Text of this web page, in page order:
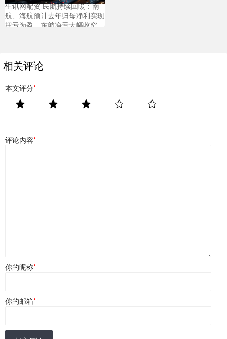
生讯网配资 民航持续回暖：南
航、海航预计去年归母净利实现
扭亏为盈，东航净亏大幅收窄
相关评论
本文评分*
评论内容*
你的昵称*
你的邮箱*